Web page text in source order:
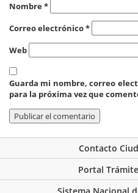
Nombre*
Correo electrónico*
Web
Guarda mi nombre, correo
para la próxima vez que
Contacto
Portal